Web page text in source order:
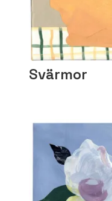
Svärmor